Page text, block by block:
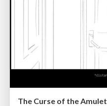
The Curse of the Amulet